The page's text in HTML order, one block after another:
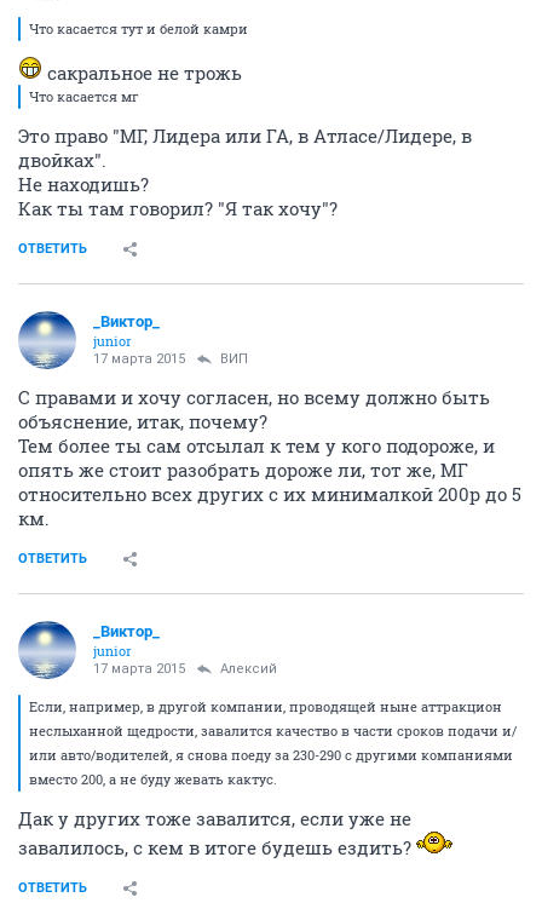
Что касается тут и белой камри
сакральное не трожь
Что касается мг
Это право "МГ, Лидера или ГА, в Атласе/Лидере, в
двойках".
Не находишь?
Как ты там говорил? "Я так хочу"?
ОТВЕТИТЬ
_Виктор_
juniоr
17 марта 2015 ВИП
С правами и хочу согласен, но всему должно быть
объяснение, итак, почему?
Тем более ты сам отсылал к тем у кого подороже, и
опять же стоит разобрать дороже ли, тот же, МГ
относительно всех других с их минималкой 200р до 5
км.
ОТВЕТИТЬ
_Виктор_
juniоr
17 марта 2015 Алексий
Если, например, в другой компании, проводящей ныне аттракцион
неслыханной щедрости, завалится качество в части сроков подачи и/
или авто/водителей, я снова поеду за 230-290 с другими компаниями
вместо 200, а не буду жевать кактус.
Дак у других тоже завалится, если уже не
завалилось, с кем в итоге будешь ездить?
ОТВЕТИТЬ